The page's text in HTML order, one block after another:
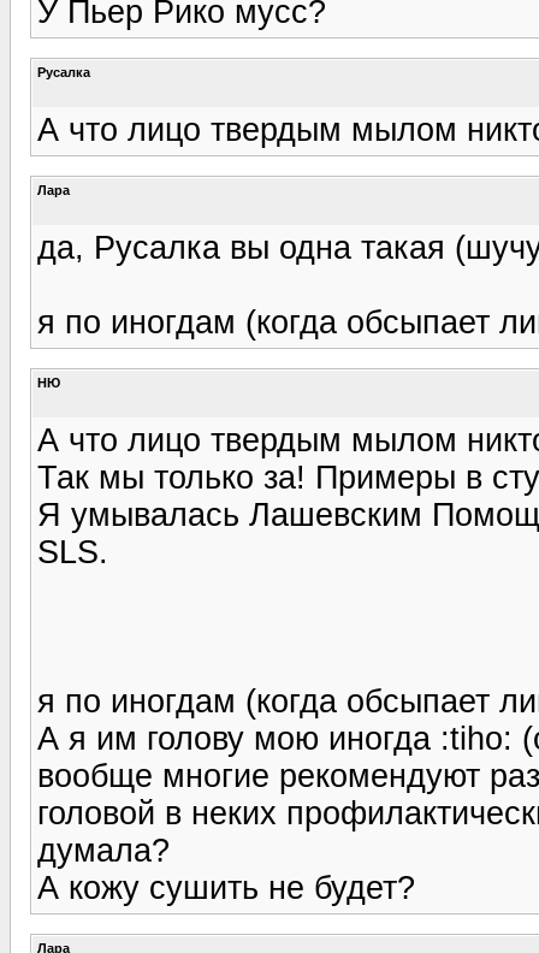
У Пьер Рико мусс?
Русалка
А что лицо твердым мылом
Лара
да, Русалка вы одна такая
я по иногдам (когда обсыпает
НЮ
А что лицо твердым мылом
Так мы только за! Примеры в
Я умывалась Лашевским
SLS.
я по иногдам (когда обсыпает
А я им голову мою иногда :tiho:
вообще многие рекомендуют
головой в неких
думала?
А кожу сушить не будет?
Лара